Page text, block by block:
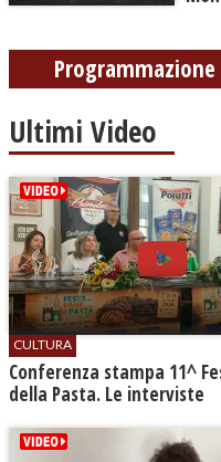
Programmazione
Ultimi Video
CULTURA
Conferenza stampa 11^
della Pasta. Le interviste